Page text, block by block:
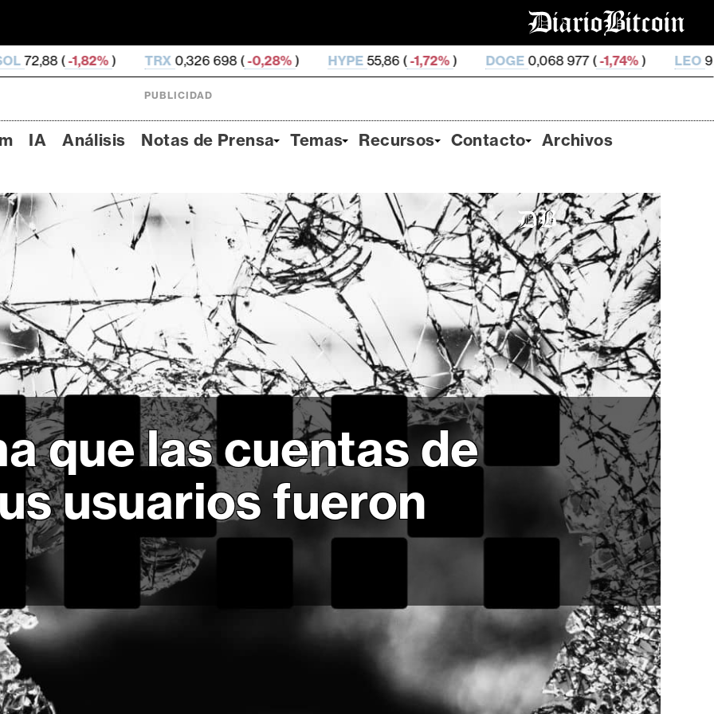
) TRX0,326 698 ( -0,28%) HYPE55,86 ( -1,72%) DOGE0,068 977 (-1,74%) LEO9,75 (0,17% )
PUBLICIDAD
IA Análisis Notas de Prensa Temas Recursos Contacto Archivos
que las cuentas de
usuarios fueron